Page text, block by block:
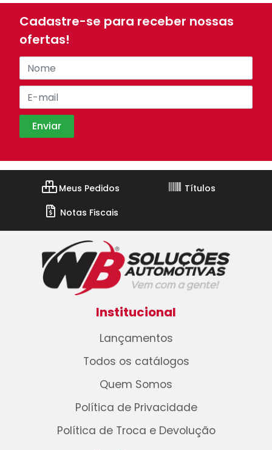
Cadastre-se para receber nossas
ofertas!
Meus Pedidos
Títulos
Notas Fiscais
Institucional
Lançamentos
Todos os catálogos
Quem Somos
Política de Privacidade
Política de Troca e Devolução